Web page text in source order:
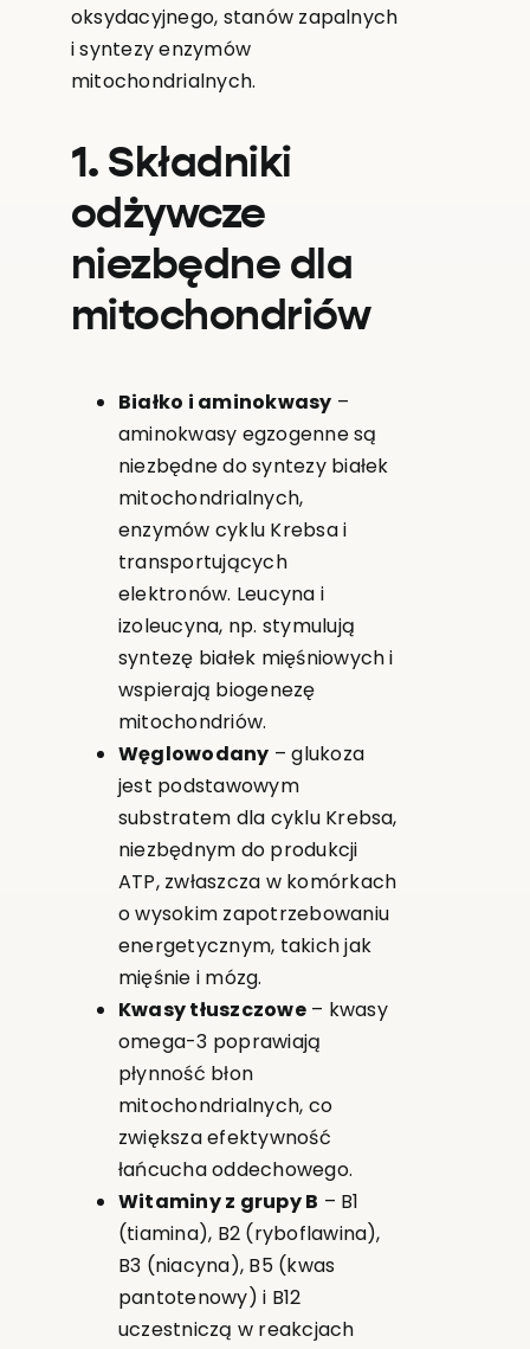
oksydacyjnego, stanów zapalnych
i syntezy enzymów
mitochondrialnych.
1. Składniki
odżywcze
niezbędne dla
mitochondriów
Białko i aminokwasy –
aminokwasy egzogenne są
niezbędne do syntezy białek
mitochondrialnych,
enzymów cyklu Krebsa i
transportujących
elektronów. Leucyna i
izoleucyna, np. stymulują
syntezę białek mięśniowych i
wspierają biogenezę
mitochondriów.
Węglowodany – glukoza
jest podstawowym
substratem dla cyklu Krebsa,
niezbędnym do produkcji
ATP, zwłaszcza w komórkach
o wysokim zapotrzebowaniu
energetycznym, takich jak
mięśnie i mózg.
Kwasy tłuszczowe– kwasy
omega-3 poprawiają
płynność błon
mitochondrialnych, co
zwiększa efektywność
łańcucha oddechowego.
Witaminy z grupy B – B1
(tiamina), B2 (ryboflawina),
B3 (niacyna), B5 (kwas
pantotenowy) i B12
uczestniczą w reakcjach